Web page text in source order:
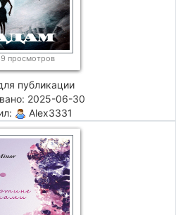
просмотров
публикации
2025-06-30
Alex3331